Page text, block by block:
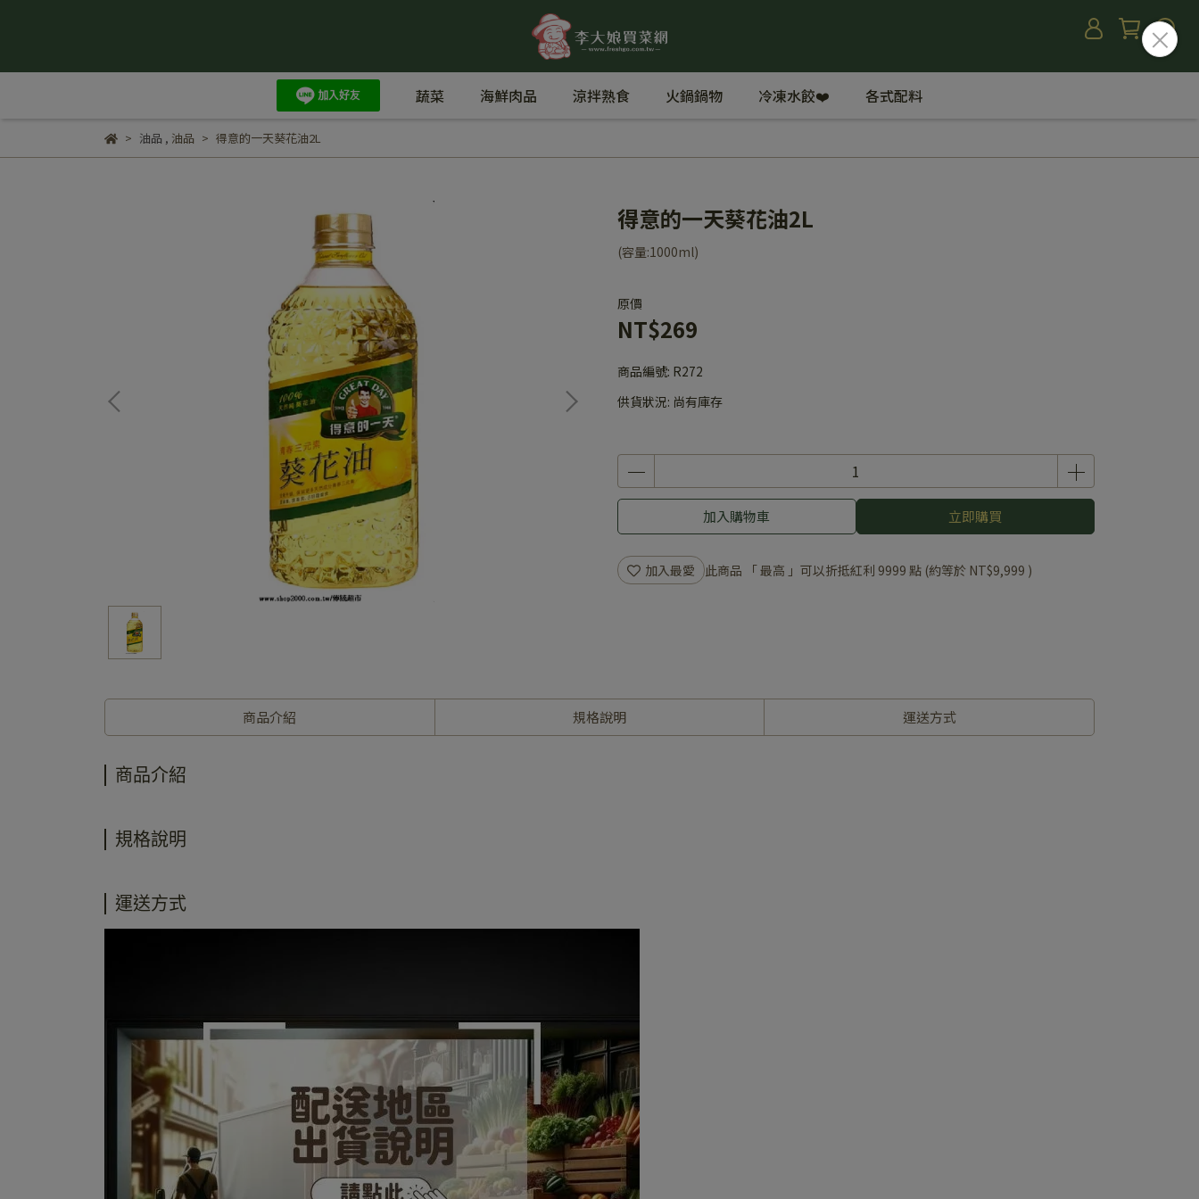
蔬菜 海鮮肉品 涼拌熟食 火鍋鍋物 冷凍水餃❤️ 各式配料
油品 , 油品 得意的一天葵花油2L
得意的一天葵花油2L
(容量:1000ml)
原價
NT$269
商品編號: R272
供貨狀況: 尚有庫存
加入購物車 立即購買
加入最愛 此商品 「 最高 」可以折抵紅利 9999 點 (約等於 NT$9,999 )
商品介紹 規格說明 運送方式
商品介紹
規格說明
運送方式